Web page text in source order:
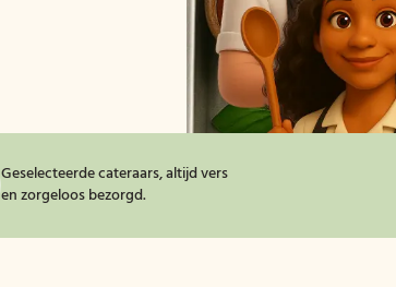
Geselecteerde cateraars, altijd vers
en zorgeloos bezorgd.